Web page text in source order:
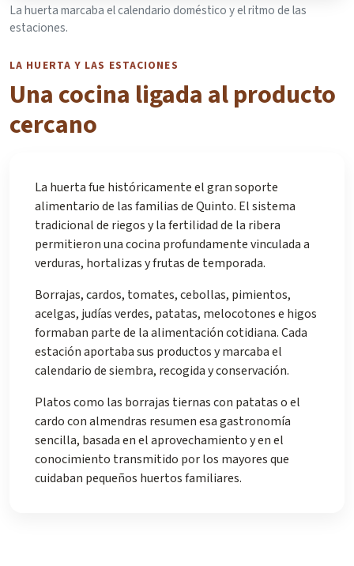
La huerta marcaba el calendario doméstico y el ritmo de las
estaciones.
LA HUERTA Y LAS ESTACIONES
Una cocina ligada al producto
cercano
La huerta fue históricamente el gran soporte
alimentario de las familias de Quinto. El sistema
tradicional de riegos y la fertilidad de la ribera
permitieron una cocina profundamente vinculada a
verduras, hortalizas y frutas de temporada.
Borrajas, cardos, tomates, cebollas, pimientos,
acelgas, judías verdes, patatas, melocotones e higos
formaban parte de la alimentación cotidiana. Cada
estación aportaba sus productos y marcaba el
calendario de siembra, recogida y conservación.
Platos como las borrajas tiernas con patatas o el
cardo con almendras resumen esa gastronomía
sencilla, basada en el aprovechamiento y en el
conocimiento transmitido por los mayores que
cuidaban pequeños huertos familiares.